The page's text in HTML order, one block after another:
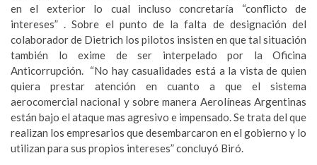
en el exterior lo cual incluso concretaría “conflicto de
intereses” . Sobre el punto de la falta de designación del
colaborador de Dietrich los pilotos insisten en que tal situación
también lo exime de ser interpelado por la Oficina
Anticorrupción. “No hay casualidades está a la vista de quien
quiera prestar atención en cuanto a que el sistema
aerocomercial nacional y sobre manera Aerolíneas Argentinas
están bajo el ataque mas agresivo e impensado. Se trata del que
realizan los empresarios que desembarcaron en el gobierno y lo
utilizan para sus propios intereses” concluyó Biró.